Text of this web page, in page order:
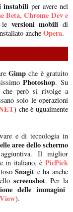
instabili per avere nel
Beta, Chrome Dev e
versioni mobili di
anche Opera.
Gimp che è gratuito
Photoshop. Su
che però si rivolge a
solo le operazioni
) che è ugualmente
e di tecnologia in
aree dello schermo
Il miglior
in italiano, è PicPick
Snagit e ha anche
screenshot. Per la
delle immagini
).